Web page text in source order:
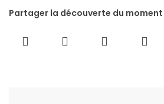
Partager la découverte du moment